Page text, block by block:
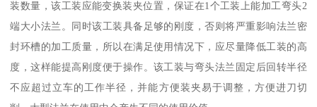
装数量，该工装应能变换装夹位置，保证在1个工装上能加工弯头2
端大小法兰。同时该工装具备足够的刚度，否则将严重影响法兰密
封环槽的加工质量，所以在满足使用情况下，应尽量降低工装的高
度，这样能提高刚度便于操作。该工装与弯头法兰固定后回转半径
不应超过立车的工作半径，并能方便装夹易于调整，方便进刀切